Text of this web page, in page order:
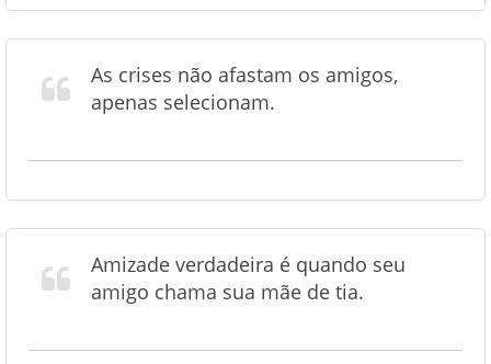
As crises não afastam os amigos,
apenas selecionam.
Amizade verdadeira é quando seu
amigo chama sua mãe de tia.